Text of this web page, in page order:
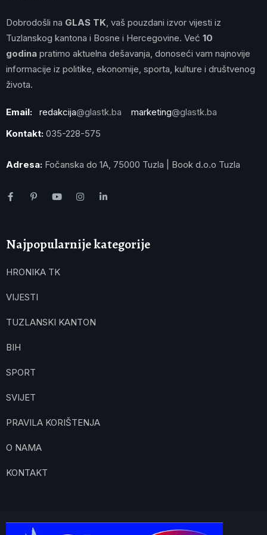
Dobrodošli na GLAS TK , vaš pouzdani izvor vijesti iz
Tuzlanskog kantona i Bosne i Hercegovine. Već 10
godina pratimo aktuelna dešavanja, donoseći vam najnovije
informacije iz politike, ekonomije, sporta, kulture i društvenog
života.
Email: redakcija@glastk.ba marketing@glastk.ba
Kontakt: 035-228-575
Adresa: Fočanska do 1A, 75000 Tuzla | Book d.o.o Tuzla
Najpopularnije kategorije
HRONIKA TK
VIJESTI
TUZLANSKI KANTON
BIH
SPORT
SVIJET
PRAVILA KORIŠTENJA
O NAMA
KONTAKT